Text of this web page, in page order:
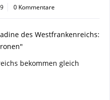
0 Kommentare
bekommen gleich